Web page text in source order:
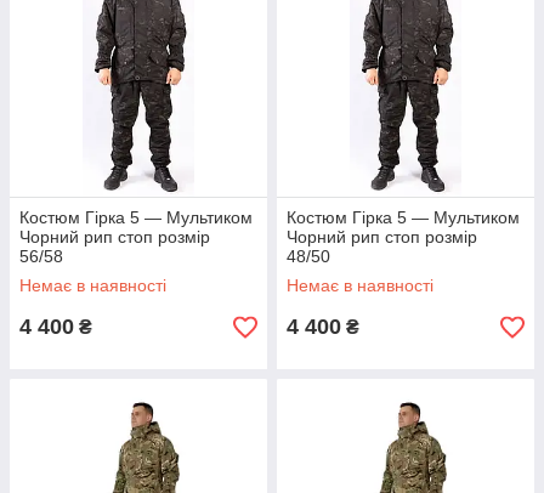
Костюм Гірка 5 — Мультиком
Чорний рип стоп розмір
56/58
Немає в наявності
4 400 ₴
Костюм Гірка 5 — Мультиком
Чорний рип стоп розмір
48/50
Немає в наявності
4 400 ₴